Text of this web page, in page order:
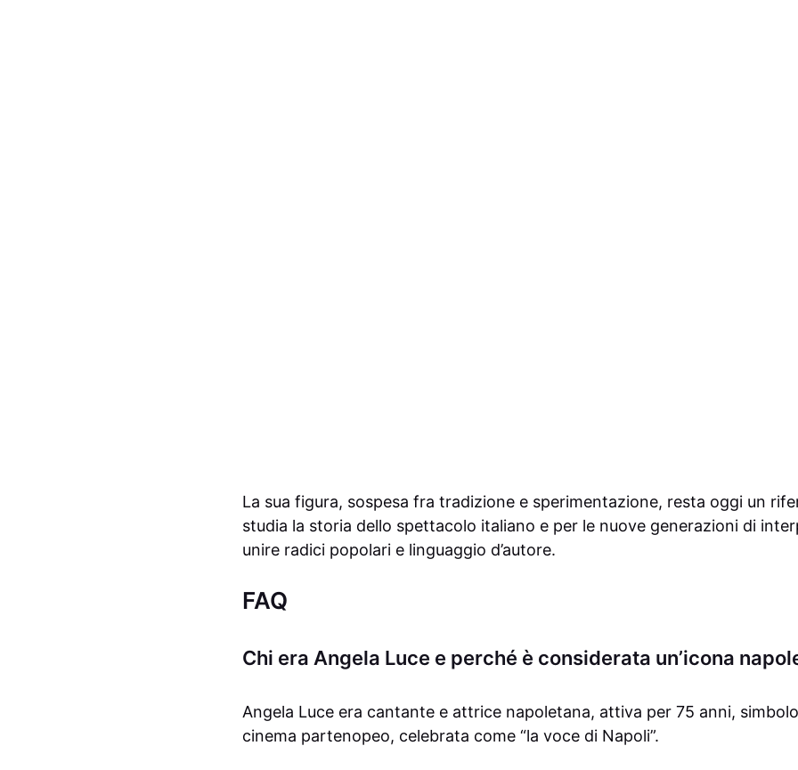
La sua figura, sospesa fra tradizione e sperimentazione, resta oggi un
studia la storia dello spettacolo italiano e per le nuove generazioni di
unire radici popolari e linguaggio d’autore.
FAQ
Chi era Angela Luce e perché è considerata un’icona
Angela Luce era cantante e attrice napoletana, attiva per 75 anni,
cinema partenopeo, celebrata come “la voce di Napoli”.